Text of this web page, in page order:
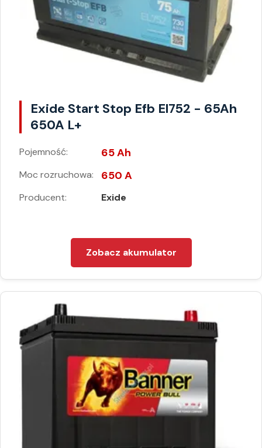
Exide Start Stop Efb El752 - 65Ah
650A L+
Pojemność: 65 Ah
Moc rozruchowa: 650 A
Producent: Exide
Zobacz akumulator